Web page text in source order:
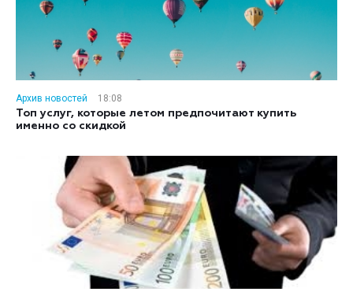
Архив новостей
18:08
Топ услуг, которые летом предпочитают купить
именно со скидкой